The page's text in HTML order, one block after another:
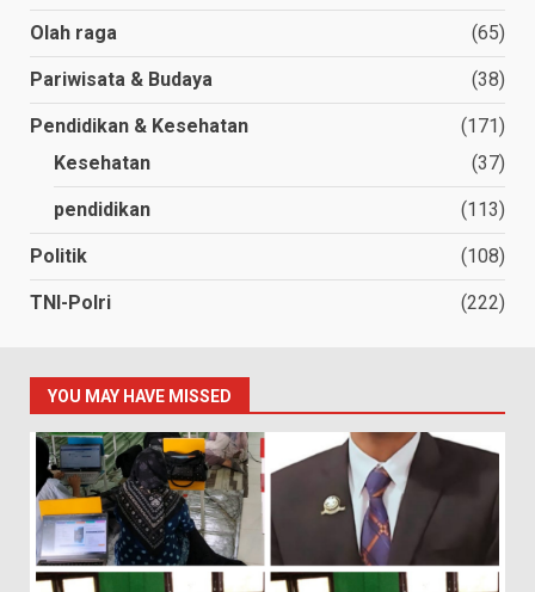
Olah raga (65)
Pariwisata & Budaya (38)
Pendidikan & Kesehatan
(171)
Kesehatan
(37)
pendidikan (113)
Politik (108)
TNI-Polri (222)
YOU MAY HAVE MISSED